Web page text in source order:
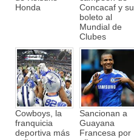
Honda
Concacaf y su
boleto al
Mundial de
Clubes
Cowboys, la
franquicia
deportiva más
Sancionan a
Guayana
Francesa por